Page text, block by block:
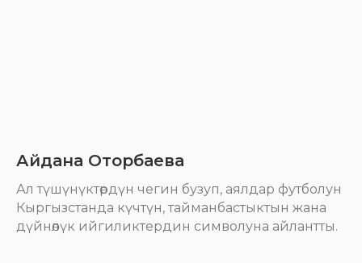
Айдана Оторбаева
Ал түшүнүктөрдүн чегин бузуп, аялдар футболун
Кыргызстанда күчтүн, тайманбастыктын жана
дүйнөлүк ийгиликтердин символуна айлантты.